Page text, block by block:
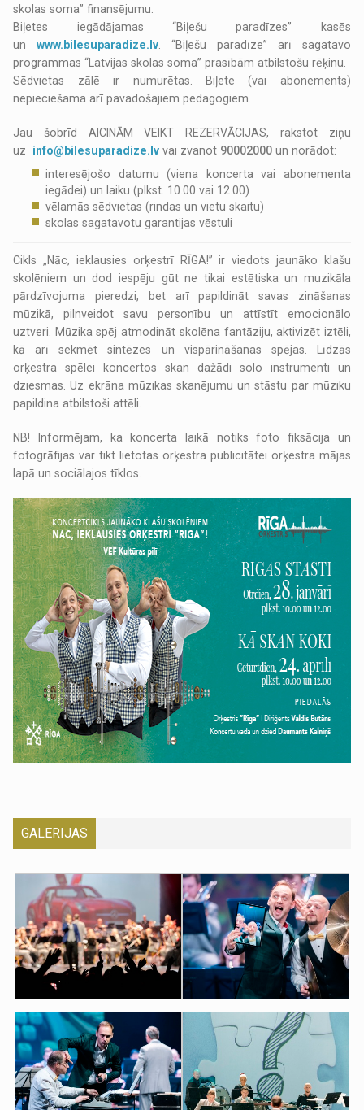
skolas soma” finansējumu.
Biļetes iegādājamas “Biļešu paradīzes” kasēs
unwww.bilesuparadize.lv. “Biļešu paradīze” arī sagatavo
programmas “Latvijas skolas soma” prasībām atbilstošu rēķinu.
Sēdvietas zālē ir numurētas. Biļete (vai abonements)
nepieciešama arī pavadošajiem pedagogiem.
Jau šobrīd AICINĀM VEIKT REZERVĀCIJAS, rakstot ziņu
uz info@bilesuparadize.lvvai zvanot 90002000 un norādot:
interesējošo datumu (viena koncerta vai abonementa
iegādei) un laiku (plkst. 10.00 vai 12.00)
vēlamās sēdvietas (rindas un vietu skaitu)
skolas sagatavotu garantijas vēstuli
Cikls „Nāc, ieklausies orķestrī RĪGA!” ir viedots jaunāko klašu
skolēniem un dod iespēju gūt ne tikai estētiska un muzikāla
pārdzīvojuma pieredzi, bet arī papildināt savas zināšanas
mūzikā, pilnveidot savu personību un attīstīt emocionālo
uztveri. Mūzika spēj atmodināt skolēna fantāziju, aktivizēt iztēli,
kā arī sekmēt sintēzes un vispārināšanas spējas. Līdzās
orķestra spēlei koncertos skan dažādi solo instrumenti un
dziesmas. Uz ekrāna mūzikas skanējumu un stāstu par mūziku
papildina atbilstoši attēli.
NB! Informējam, ka koncerta laikā notiks foto fiksācija un
fotogrāfijas var tikt lietotas orķestra publicitātei orķestra mājas
lapā un sociālajos tīklos.
GALERIJAS